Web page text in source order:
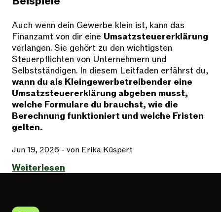
Auch wenn dein Gewerbe klein ist, kann das
Finanzamt von dir eine Umsatzsteuererklärung
verlangen. Sie gehört zu den wichtigsten
Steuerpflichten von Unternehmern und
Selbstständigen. In diesem Leitfaden erfährst du,
wann du als Kleingewerbetreibender eine
Umsatzsteuererklärung abgeben musst,
welche Formulare du brauchst, wie die
Berechnung funktioniert und welche Fristen
gelten.
Jun 19, 2026 - von Erika Küspert
Weiterlesen